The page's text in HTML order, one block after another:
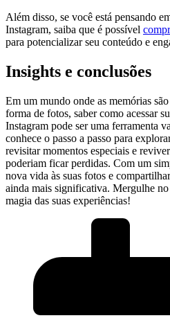
Além disso, se você está pensando
Instagram, saiba que é possível
para potencializar ⁤seu conteúdo e
Insights e conclusões
Em um mundo⁢ onde as memórias
forma de fotos, saber como acessar
Instagram pode ser uma ferramenta
conhece o passo a passo para
revisitar momentos especiais e
poderiam ficar perdidas. Com um
nova vida às suas fotos e
ainda mais significativa. Mergulhe no
magia das suas experiências!